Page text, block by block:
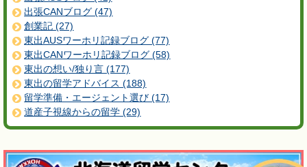
出張CANブログ (47)
創業記 (27)
東出AUSワーホリ記録ブログ (77)
東出CANワーホリ記録ブログ (58)
東出の想い/独り言 (177)
東出の留学アドバイス (188)
留学準備・エージェント選び (17)
道産子視線からの留学 (29)